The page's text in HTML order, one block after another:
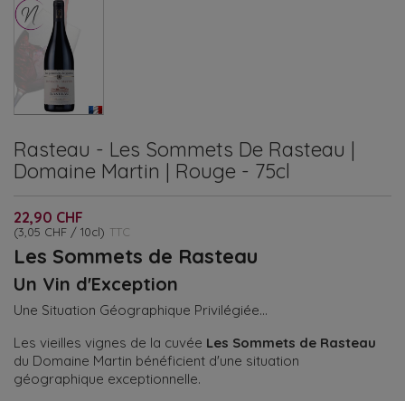
Rasteau - Les Sommets De Rasteau |
Domaine Martin | Rouge - 75cl
22,90 CHF
(3,05 CHF / 10cl) TTC
Les Sommets de Rasteau
Un Vin d'Exception
Une Situation Géographique Privilégiée...
Les vieilles vignes de la cuvée Les Sommets de Rasteau
du Domaine Martin bénéficient d'une situation
géographique exceptionnelle.